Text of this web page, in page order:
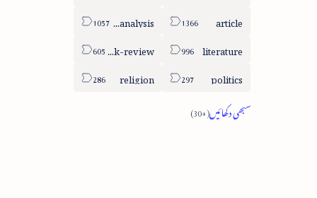
article
column-analysis
literature
book-review
politics
religion